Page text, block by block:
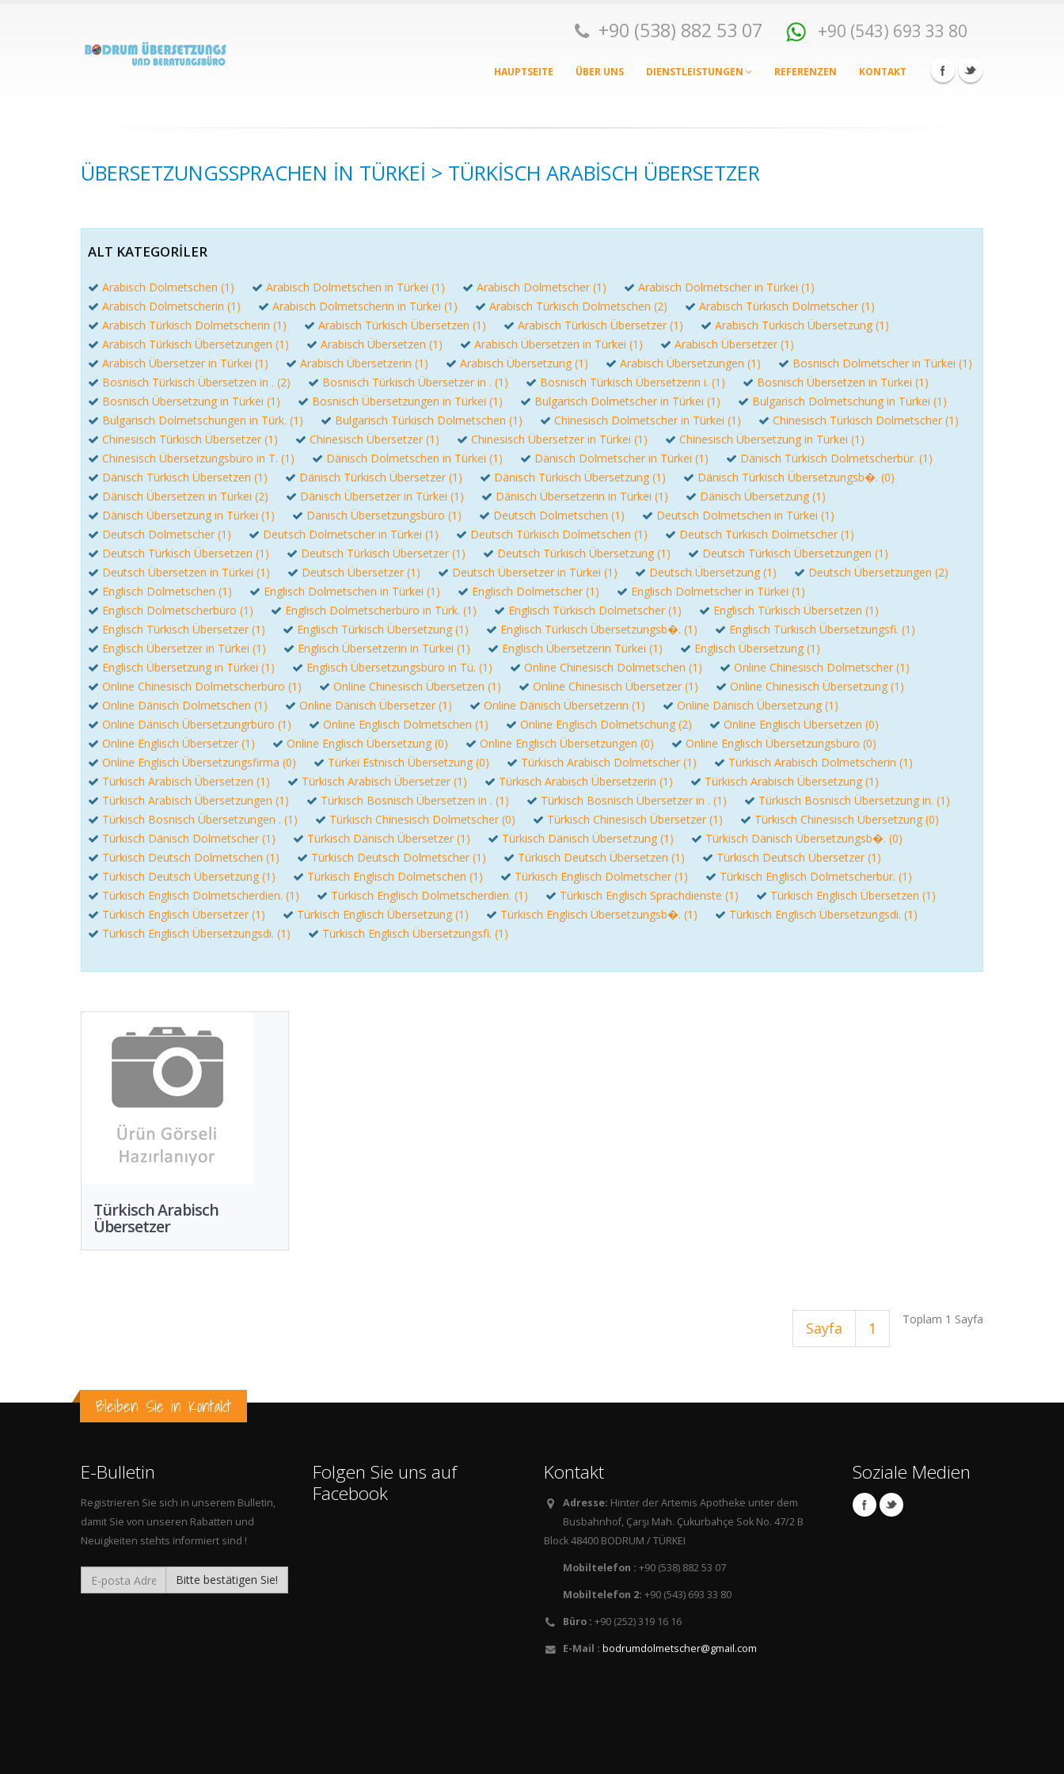
+90 (538) 882 53 07 +90 (543) 693 33 80
HAUPTSEITE ÜBER UNS DIENSTLEISTUNGEN REFERENZEN KONTAKT
ÜBERSETZUNGSSPRACHEN IN TÜRKEI > TÜRKISCH ARABISCH ÜBERSETZER
ALT KATEGORILER
Arabisch Dolmetschen (1) Arabisch Dolmetschen in Türkei (1) Arabisch Dolmetscher (1)
Arabisch Dolmetscher in Türkei (1)
Arabisch Dolmetscherin (1)
Arabisch Dolmetscherin in Türkei (1) Arabisch Türkisch Dolmetschen (2)
Arabisch Türkisch Dolmetscher (1)
Arabisch Türkisch Dolmetscherin (1)
Arabisch Türkisch Übersetzen (1) Arabisch Türkisch Übersetzer (1)
Arabisch Türkisch Übersetzung (1)
Arabisch Türkisch Übersetzungen (1)
Arabisch Übersetzen (1) Arabisch Übersetzen in Türkei (1)
Arabisch Übersetzer (1)
Arabisch Übersetzer in Türkei (1)
Arabisch Übersetzerin (1) Arabisch Übersetzung (1) Arabisch Übersetzungen (1)
Bosnisch Dolmetscher in Türkei (1)
Bosnisch Türkisch Übersetzen in . (2)
Bosnisch Türkisch Übersetzer in . (1) Bosnisch Türkisch Übersetzerin i. (1)
Bosnisch Übersetzen in Türkei (1)
Bosnisch Übersetzung in Türkei (1)
Bosnisch Übersetzungen in Türkei (1) Bulgarisch Dolmetscher in Türkei (1)
Bulgarisch Dolmetschung in Türkei (1)
Bulgarisch Dolmetschungen in Türk. (1)
Bulgarisch Türkisch Dolmetschen (1) Chinesisch Dolmetscher in Türkei (1)
Chinesisch Türkisch Dolmetscher (1)
Chinesisch Türkisch Übersetzer (1)
Chinesisch Übersetzer (1) Chinesisch Übersetzer in Türkei (1)
Chinesisch Übersetzung in Türkei (1)
Chinesisch Übersetzungsbüro in T. (1)
Dänisch Dolmetschen in Türkei (1) Dänisch Dolmetscher in Türkei (1)
Dänisch Türkisch Dolmetscherbür. (1)
Dänisch Türkisch Übersetzen (1)
Dänisch Türkisch Übersetzer (1) Dänisch Türkisch Übersetzung (1)
Dänisch Türkisch Übersetzungsb�. (0)
Dänisch Übersetzen in Türkei (2)
Dänisch Übersetzer in Türkei (1) Dänisch Übersetzerin in Türkei (1)
Dänisch Übersetzung (1)
Dänisch Übersetzung in Türkei (1)
Dänisch Übersetzungsbüro (1) Deutsch Dolmetschen (1)
Deutsch Dolmetschen in Türkei (1)
Deutsch Dolmetscher (1)
Deutsch Dolmetscher in Türkei (1) Deutsch Türkisch Dolmetschen (1)
Deutsch Türkisch Dolmetscher (1)
Deutsch Türkisch Übersetzen (1)
Deutsch Türkisch Übersetzer (1) Deutsch Türkisch Übersetzung (1)
Deutsch Türkisch Übersetzungen (1)
Deutsch Übersetzen in Türkei (1)
Deutsch Übersetzer (1) Deutsch Übersetzer in Türkei (1) Deutsch Übersetzung (1)
Deutsch Übersetzungen (2)
Englisch Dolmetschen (1)
Englisch Dolmetschen in Türkei (1) Englisch Dolmetscher (1)
Englisch Dolmetscher in Türkei (1)
Englisch Dolmetscherbüro (1)
Englisch Dolmetscherbüro in Türk. (1) Englisch Türkisch Dolmetscher (1)
Englisch Türkisch Übersetzen (1)
Englisch Türkisch Übersetzer (1)
Englisch Türkisch Übersetzung (1) Englisch Türkisch Übersetzungsb�. (1)
Englisch Türkisch Übersetzungsfi. (1)
Englisch Übersetzer in Türkei (1)
Englisch Übersetzerin in Türkei (1) Englisch Übersetzerin Türkei (1)
Englisch Übersetzung (1)
Englisch Übersetzung in Türkei (1)
Englisch Übersetzungsbüro in Tü. (1) Online Chinesisch Dolmetschen (1)
Online Chinesisch Dolmetscher (1)
Online Chinesisch Dolmetscherbüro (1)
Online Chinesisch Übersetzen (1) Online Chinesisch Übersetzer (1)
Online Chinesisch Übersetzung (1)
Online Dänisch Dolmetschen (1)
Online Dänisch Übersetzer (1) Online Dänisch Übersetzerin (1)
Online Dänisch Übersetzung (1)
Online Dänisch Übersetzungrbüro (1)
Online Englisch Dolmetschen (1) Online Englisch Dolmetschung (2)
Online Englisch Übersetzen (0)
Online Englisch Übersetzer (1)
Online Englisch Übersetzung (0) Online Englisch Übersetzungen (0)
Online Englisch Übersetzungsbüro (0)
Online Englisch Übersetzungsfirma (0)
Türkei Estnisch Übersetzung (0) Türkisch Arabisch Dolmetscher (1)
Türkisch Arabisch Dolmetscherin (1)
Türkisch Arabisch Übersetzen (1)
Türkisch Arabisch Übersetzer (1) Türkisch Arabisch Übersetzerin (1)
Türkisch Arabisch Übersetzung (1)
Türkisch Arabisch Übersetzungen (1)
Türkisch Bosnisch Übersetzen in . (1) Türkisch Bosnisch Übersetzer in . (1)
Türkisch Bosnisch Übersetzung in. (1)
Türkisch Bosnisch Übersetzungen . (1)
Türkisch Chinesisch Dolmetscher (0) Türkisch Chinesisch Übersetzer (1)
Türkisch Chinesisch Übersetzung (0)
Türkisch Dänisch Dolmetscher (1)
Türkisch Dänisch Übersetzer (1) Türkisch Dänisch Übersetzung (1)
Türkisch Dänisch Übersetzungsb�. (0)
Türkisch Deutsch Dolmetschen (1)
Türkisch Deutsch Dolmetscher (1) Türkisch Deutsch Übersetzen (1)
Türkisch Deutsch Übersetzer (1)
Türkisch Deutsch Übersetzung (1)
Türkisch Englisch Dolmetschen (1) Türkisch Englisch Dolmetscher (1)
Türkisch Englisch Dolmetscherbür. (1)
Türkisch Englisch Dolmetscherdien. (1)
Türkisch Englisch Dolmetscherdien. (1) Türkisch Englisch Sprachdienste (1)
Türkisch Englisch Übersetzen (1)
Türkisch Englisch Übersetzer (1)
Türkisch Englisch Übersetzung (1) Türkisch Englisch Übersetzungsb�. (1)
Türkisch Englisch Übersetzungsdi. (1)
Türkisch Englisch Übersetzungsdi. (1)
Türkisch Englisch Übersetzungsfi. (1)
Türkisch Arabisch
Übersetzer
Sayfa 1 Toplam 1 Sayfa
Bleiben Sie in Kontakt
E-Bulletin
Registrieren Sie sich in unserem Bulletin,
damit Sie von unseren Rabatten und
Neuigkeiten stehts informiert sind !
Bitte bestätigen Sie!
Folgen Sie uns auf
Facebook
Kontakt
Adresse: Hinter der Artemis Apotheke unter dem
Busbahnhof, Çarşı Mah. Çukurbahçe Sok No. 47/2 B
Block 48400 BODRUM / TÜRKEI
Mobiltelefon : +90 (538) 882 53 07
Mobiltelefon 2: +90 (543) 693 33 80
Büro : +90 (252) 319 16 16
E-Mail : bodrumdolmetscher@gmail.com
Soziale Medien